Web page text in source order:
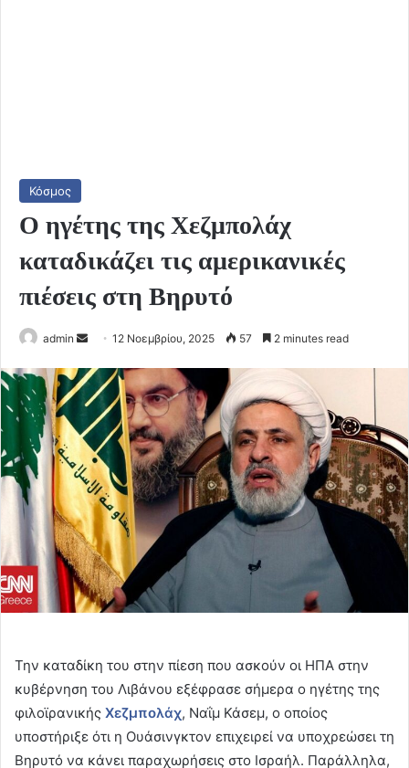
Κόσμος
Ο ηγέτης της Χεζμπολάχ
καταδικάζει τις αμερικανικές
πιέσεις στη Βηρυτό
admin
Send
email
12 Νοεμβρίου, 2025 57 2 minutes read
Την καταδίκη του στην πίεση που ασκούν οι ΗΠΑ στην
κυβέρνηση του Λιβάνου εξέφρασε σήμερα ο ηγέτης της
φιλοϊρανικής Χεζμπολάχ, Ναΐμ Κάσεμ, ο οποίος
υποστήριξε ότι η Ουάσινγκτον επιχειρεί να υποχρεώσει τη
Βηρυτό να κάνει παραχωρήσεις στο Ισραήλ. Παράλληλα,